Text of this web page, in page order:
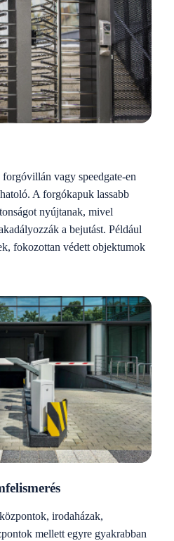
vagy speedgate-en
A forgókapuk lassabb
nyújtanak, mivel
a bejutást. Például
fokozottan védett objektumok
irodaházak,
mellett egyre gyakrabban